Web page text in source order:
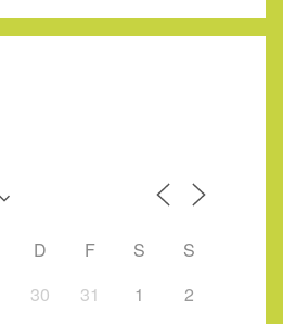
D F S
S
30 31 1
2